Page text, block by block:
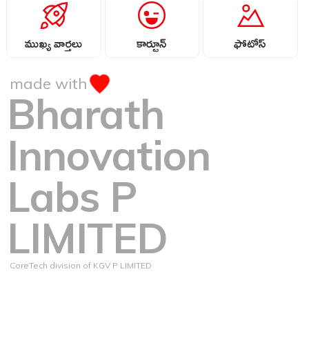
ముఖ్య వార్తలు కార్టూన్ ఫోటోస్
made with
Bharath
Innovation
Labs P
LIMITED
CoreTech division of KGV P LIMITED